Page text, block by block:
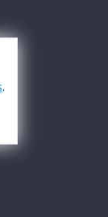
.